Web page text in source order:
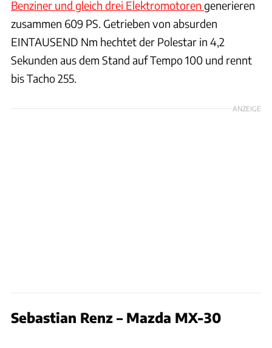
Benziner und gleich drei Elektromotoren generieren
zusammen 609 PS. Getrieben von absurden
EINTAUSEND Nm hechtet der Polestar in 4,2
Sekunden aus dem Stand auf Tempo 100 und rennt
bis Tacho 255.
ANZEIGE
Sebastian Renz – Mazda MX-30Hersteller / Patrick Lang